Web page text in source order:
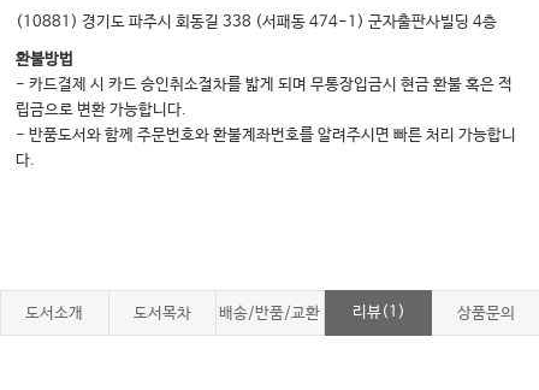
Chapter 6 대화록
Chapter 7. 재정 및 업무상과실
1 비지니스 계획 개발하기
2 재정적으로 성공적인 응급실
6 실전에서의 업무상 과실 리스크 관리
(10881) 경기도 파주시 회동길 338 (서패동 474-1) 군자출판사빌딩 4층
환불방법
- 카드결제 시 카드 승인취소절차를 밟게 되며 무통장입금시 현금 환불 혹은 적
립금으로 변환 가능합니다.
- 반품도서와 함께 주문번호와 환불계좌번호를 알려주시면 빠른 처리 가능합니
다.
도서소개 도서목차 배송/반품/교환 리뷰(1) 상품문의